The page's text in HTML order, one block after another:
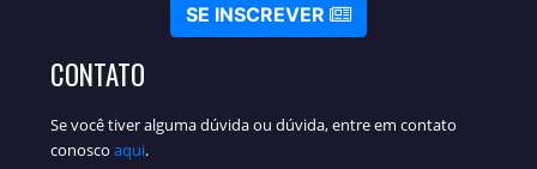
SE INSCREVER
CONTATO
Se você tiver alguma dúvida ou dúvida, entre em contato
conosco aqui.